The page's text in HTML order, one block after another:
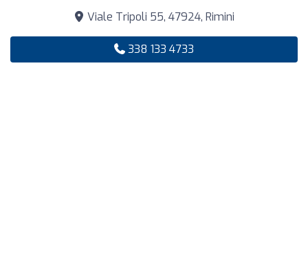
Viale Tripoli 55, 47924, Rimini
338 133 4733